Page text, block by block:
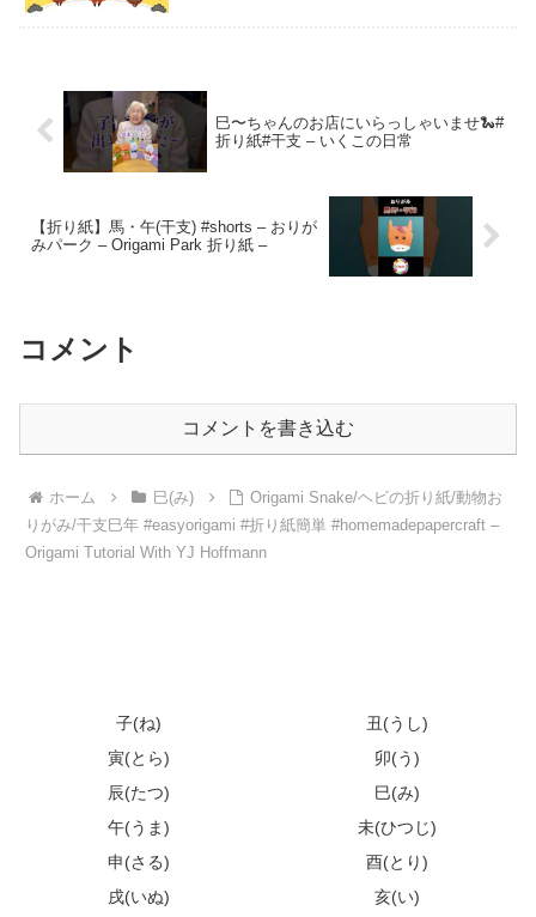
巳〜ちゃんのお店にいらっしゃいませ🐍#
折り紙#干支 – いくこの日常
【折り紙】馬・午(干支) #shorts – おりが
みパーク – Origami Park 折り紙 –
コメント
コメントを書き込む
ホーム 巳(み)
Origami Snake/ヘビの折り紙/動物お
りがみ/干支巳年 #easyorigami #折り紙簡単 #homemadepapercraft –
Origami Tutorial With YJ Hoffmann
子(ね)
丑(うし)
寅(とら)
卯(う)
辰(たつ)
巳(み)
午(うま)
未(ひつじ)
申(さる)
酉(とり)
戌(いぬ)
亥(い)